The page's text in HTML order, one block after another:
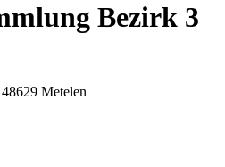
Bezirk 3
Metelen